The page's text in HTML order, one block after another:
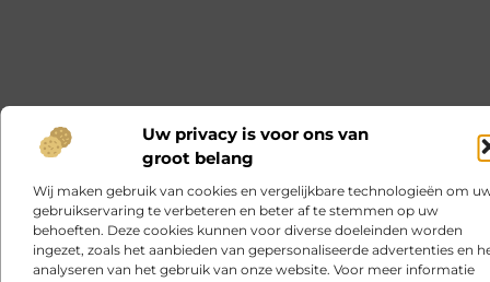
Uw privacy is voor ons van
groot belang
Wij maken gebruik van cookies en vergelijkbare technologieën om
gebruikservaring te verbeteren en beter af te stemmen op uw
behoeften. Deze cookies kunnen voor diverse doeleinden worden
ingezet, zoals het aanbieden van gepersonaliseerde advertenties en
analyseren van het gebruik van onze website. Voor meer informatie